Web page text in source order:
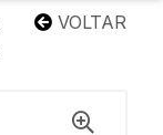
VOLTAR